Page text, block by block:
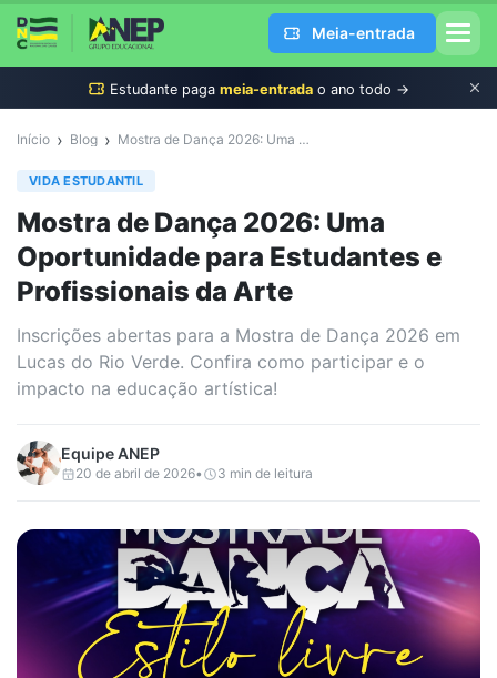
Meia-entrada
Estudante paga meia-entrada o ano todo →
Início › Blog › Mostra de Dança 2026: Uma Oportunidade para Estudantes e Profissionais da Arte
VIDA ESTUDANTIL
Mostra de Dança 2026: Uma
Oportunidade para Estudantes e
Profissionais da Arte
Inscrições abertas para a Mostra de Dança 2026 em
Lucas do Rio Verde. Confira como participar e o
impacto na educação artística!
EquipeANEP
20 de abril de 2026• 3 min de leitura